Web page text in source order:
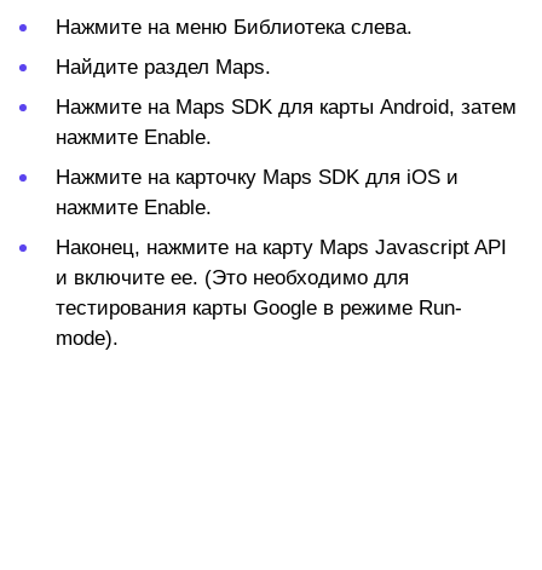
Нажмите на меню Библиотека слева.
Найдите раздел Maps.
Нажмите на Maps SDK для карты Android, затем
нажмите Enable.
Нажмите на карточку Maps SDK для iOS и
нажмите Enable.
Наконец, нажмите на карту Maps Javascript API
и включите ее. (Это необходимо для
тестирования карты Google в режиме Run-
mode).